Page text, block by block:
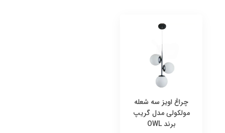
چراغ اویز سه شعله
مولکولی مدل گریپ
برند OWL